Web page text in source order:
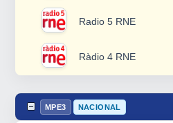
Radio 5 RNE
Ràdio 4 RNE
MPE3 NACIONAL